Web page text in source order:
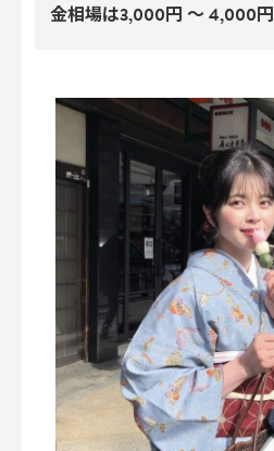
金相場は3,000円 〜 4,000円